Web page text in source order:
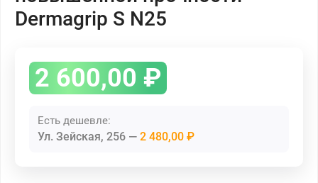
Dermagrip S N25
2 600,00 ₽
Есть дешевле:
Ул. Зейская, 256 2 480,00 ₽